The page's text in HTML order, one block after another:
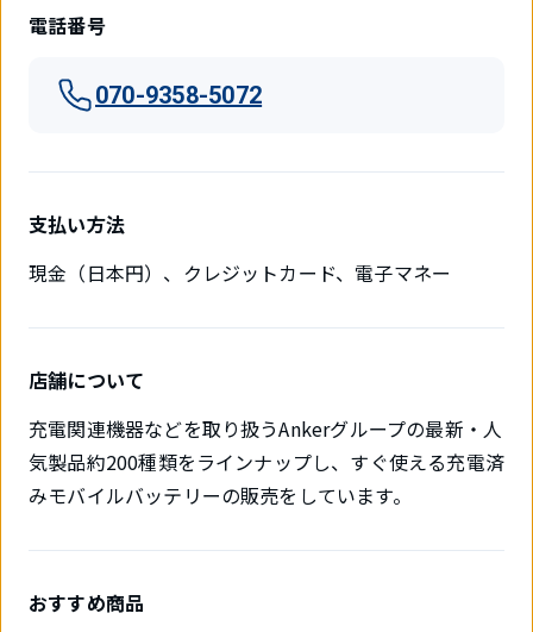
電話番号
070-9358-5072
支払い方法
現金（日本円）、クレジットカード、電子マネー
店舗について
充電関連機器などを取り扱うAnkerグループの最新・人
気製品約200種類をラインナップし、すぐ使える充電済
みモバイルバッテリーの販売をしています。
おすすめ商品